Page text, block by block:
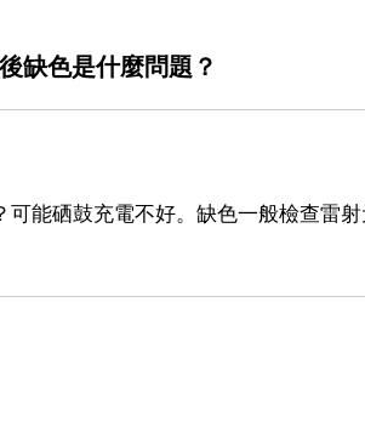
缺色是什麼問題？
能硒鼓充電不好。缺色一般檢查雷